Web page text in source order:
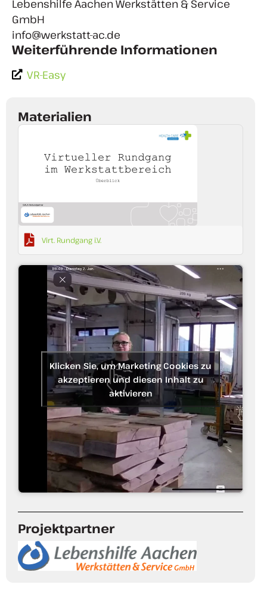
Lebenshilfe Aachen Werkstätten & Service
GmbH
info@werkstatt-ac.de
Weiterführende Informationen
VR-Easy
Materialien
Virt. Rundgang i.V.
Klicken Sie, um Marketing Cookies zu
akzeptieren und diesen Inhalt zu
aktivieren
Projektpartner